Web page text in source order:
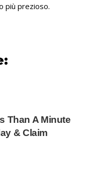
più prezioso.
Than A Minute
& Claim